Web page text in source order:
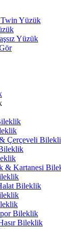
Yüzük
Yüzük
Çerçeveli
& Kartanesi
Bileklik
Bileklik
Bileklik